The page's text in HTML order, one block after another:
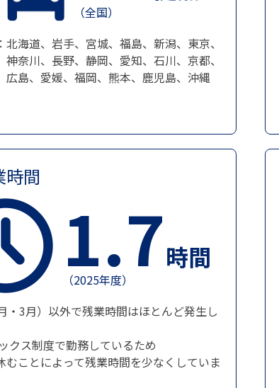
（全国）
北海道、岩手、宮城、福島、新潟、東京、
神奈川、長野、静岡、愛知、石川、京都、
広島、愛媛、福岡、熊本、鹿児島、沖縄
時間
1.7時間
（2025年度）
・3月）以外で残業時間はほとんど発生し
クス制度で勤務しているため
むことによって残業時間を少なくしていま